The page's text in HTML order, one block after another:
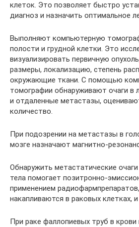
клеток. Это позволяет быстро
диагноз и назначить оптимальное
Выполняют компьютерную
полости и грудной клетки. Это
визуализировать первичную
размеры, локализацию, степень
окружающие ткани. С помощью
томографии обнаруживают очаги в
и отдаленные метастазы,
количество.
При подозрении на метастазы в
мозге назначают магнитно-
Обнаружить метастатические
тела помогает позитронно-
применением
накапливаются в раковых клетках,
При раке фаллопиевых труб в